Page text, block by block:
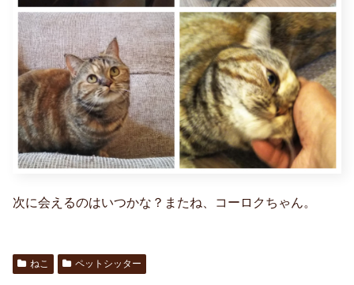
次に会えるのはいつかな？またね、コーロクちゃん。
ねこ ペットシッター